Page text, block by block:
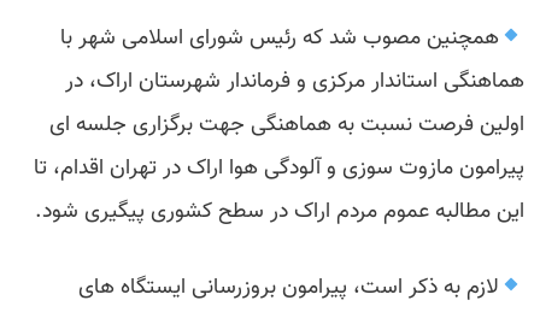
همچنین مصوب شد که رئیس شورای اسلامی شهر با
هماهنگی استاندار مرکزی و فرماندار شهرستان اراک، در
اولین فرصت نسبت به هماهنگی جهت برگزاری جلسه ای
پیرامون مازوت سوزی و آلودگی هوا اراک در تهران اقدام، تا
این مطالبه عموم مردم اراک در سطح کشوری پیگیری شود.
لازم به ذکر است، پیرامون بروزرسانی ایستگاه های